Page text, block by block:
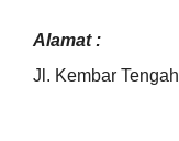
Alamat :
Jl. Kembar